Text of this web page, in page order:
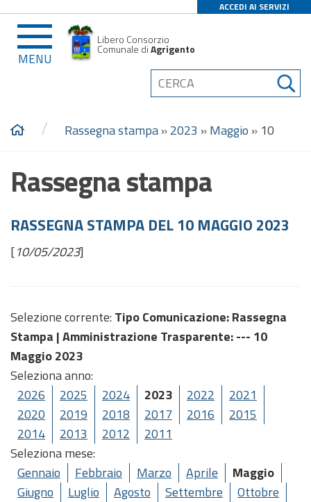
ACCEDI AI SERVIZI
MENU
Libero Consorzio
Comunale diAgrigento
/ Rassegna stampa»2023 »Maggio » 10
Rassegna stampa
RASSEGNA STAMPA DEL 10 MAGGIO 2023
[10/05/2023]
Selezione corrente: Tipo Comunicazione: Rassegna
Stampa |Amministrazione Trasparente: --- 10
Maggio 2023
Seleziona anno:
2026
2025 2024 2023 2022
2021
2020
2019 2018 2017 2016
2015
2014
2013 2012
2011
Seleziona mese:
Gennaio
Febbraio Marzo Aprile
Maggio
Giugno
Luglio Agosto Settembre
Ottobre